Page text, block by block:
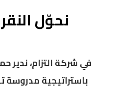
نحوّل
في شركة التزام، ندير
باستراتيجية